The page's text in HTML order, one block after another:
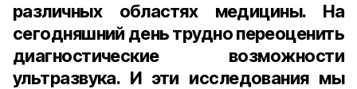
различных областях медицины. На
сегодняшний день трудно переоценить
диагностические возможности
ультразвука. И эти исследования мы